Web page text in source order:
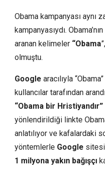
Obama kampanyası aynı
kampanyasıydı.
aranan kelimeler “Obama”,
olmuştu.
Google aracılıyla
kullancılar tarafından
“Obama bir Hristiyandır”
yönlendirildiği linkte
anlatılıyor ve kafalardaki
yöntemlerle Google
1 milyona yakın bağışçı